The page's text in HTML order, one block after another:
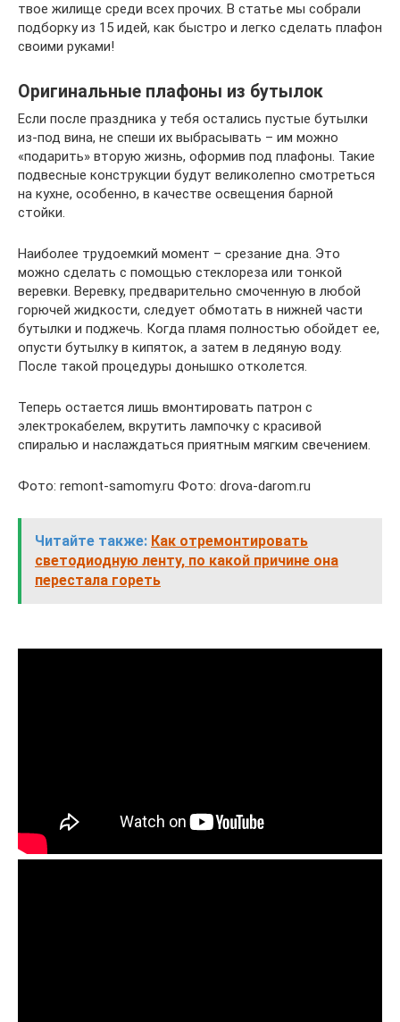
твое жилище среди всех прочих. В статье мы собрали
подборку из 15 идей, как быстро и легко сделать плафон
своими руками!
Оригинальные плафоны из бутылок
Если после праздника у тебя остались пустые бутылки
из-под вина, не спеши их выбрасывать – им можно
«подарить» вторую жизнь, оформив под плафоны. Такие
подвесные конструкции будут великолепно смотреться
на кухне, особенно, в качестве освещения барной
стойки.
Наиболее трудоемкий момент – срезание дна. Это
можно сделать с помощью стеклореза или тонкой
веревки. Веревку, предварительно смоченную в любой
горючей жидкости, следует обмотать в нижней части
бутылки и поджечь. Когда пламя полностью обойдет ее,
опусти бутылку в кипяток, а затем в ледяную воду.
После такой процедуры донышко отколется.
Теперь остается лишь вмонтировать патрон с
электрокабелем, вкрутить лампочку с красивой
спиралью и наслаждаться приятным мягким свечением.
Фото: remont-samomy.ru Фото: drova-darom.ru
Читайте также: Как отремонтировать
светодиодную ленту, по какой причине она
перестала гореть